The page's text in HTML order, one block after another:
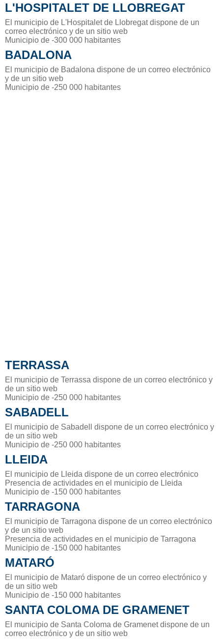
L'HOSPITALET DE LLOBREGAT
El municipio de L'Hospitalet de Llobregat dispone de un
correo electrónico y de un sitio web
Municipio de -300 000 habitantes
BADALONA
El municipio de Badalona dispone de un correo electrónico
y de un sitio web
Municipio de -250 000 habitantes
TERRASSA
El municipio de Terrassa dispone de un correo electrónico y
de un sitio web
Municipio de -250 000 habitantes
SABADELL
El municipio de Sabadell dispone de un correo electrónico y
de un sitio web
Municipio de -250 000 habitantes
LLEIDA
El municipio de Lleida dispone de un correo electrónico
Presencia de actividades en el municipio de Lleida
Municipio de -150 000 habitantes
TARRAGONA
El municipio de Tarragona dispone de un correo electrónico
y de un sitio web
Presencia de actividades en el municipio de Tarragona
Municipio de -150 000 habitantes
MATARÓ
El municipio de Mataró dispone de un correo electrónico y
de un sitio web
Municipio de -150 000 habitantes
SANTA COLOMA DE GRAMENET
El municipio de Santa Coloma de Gramenet dispone de un
correo electrónico y de un sitio web